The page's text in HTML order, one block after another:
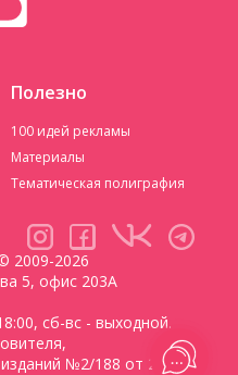
Полезно
100 идей рекламы
Материалы
Тематическая полиграфия
2026
5, офис 203А
сб-вс - выходной.
№2/188 от 22